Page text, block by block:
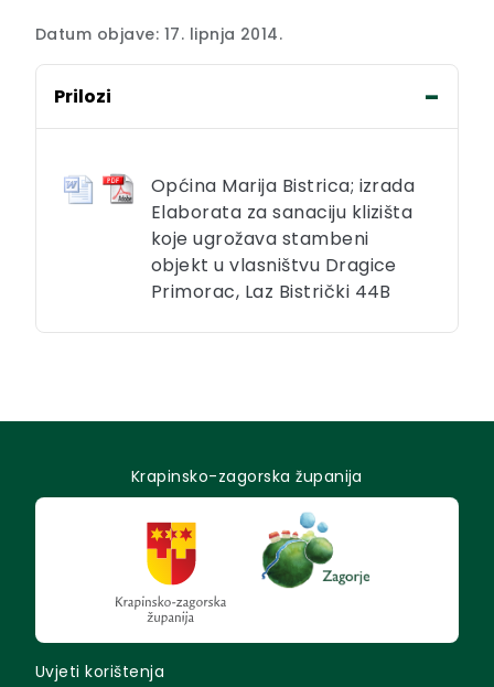
Datum objave: 17. lipnja 2014.
Prilozi
Općina Marija Bistrica; izrada
Elaborata za sanaciju klizišta
koje ugrožava stambeni
objekt u vlasništvu Dragice
Primorac, Laz Bistrički 44B
Krapinsko-zagorska županija
Uvjeti korištenja